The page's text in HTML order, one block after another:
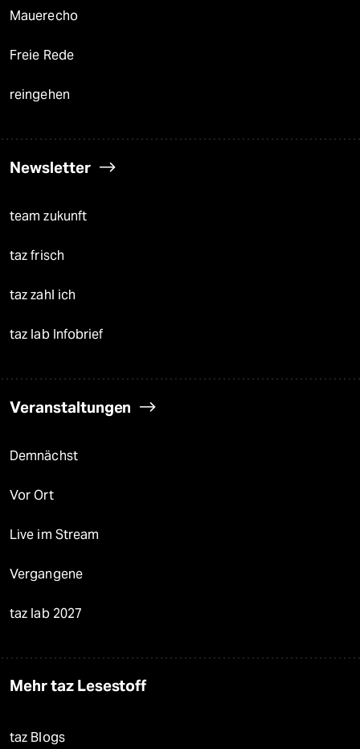
Mauerecho
Freie Rede
reingehen
Newsletter
team zukunft
taz frisch
taz zahl ich
taz lab Infobrief
Veranstaltungen
Demnächst
Vor Ort
Live im Stream
Vergangene
taz lab 2027
Mehr taz Lesestoff
taz Blogs